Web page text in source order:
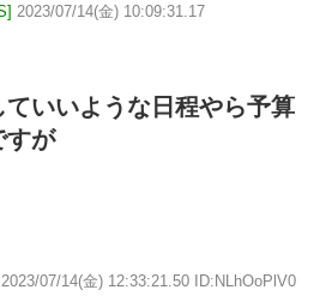
2023/07/14(金) 10:09:31.17
ていいような日程やら予算
すが
2023/07/14(金) 12:33:21.50 ID:NLhOoPlV0